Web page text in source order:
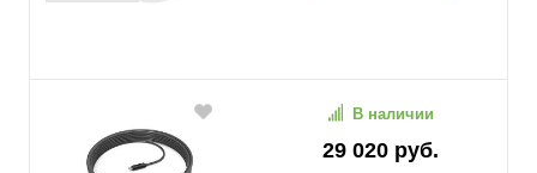
29 020 руб.
В наличии